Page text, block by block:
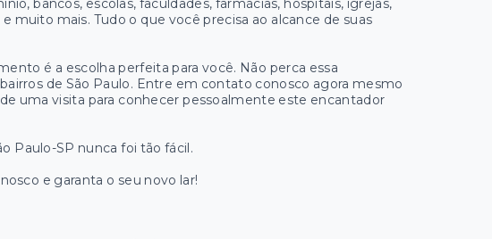
bancos, escolas, faculdades, farmácias, hospitais, igrejas,
muito mais. Tudo o que você precisa ao alcance de suas
é a escolha perfeita para você. Não perca essa
de São Paulo. Entre em contato conosco agora mesmo
uma visita para conhecer pessoalmente este encantador
Paulo-SP nunca foi tão fácil.
e garanta o seu novo lar!